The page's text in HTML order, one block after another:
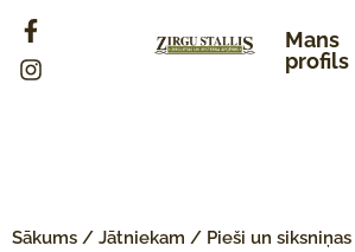
Mans
profils
Sākums / Jātniekam / Pieši un siksniņas